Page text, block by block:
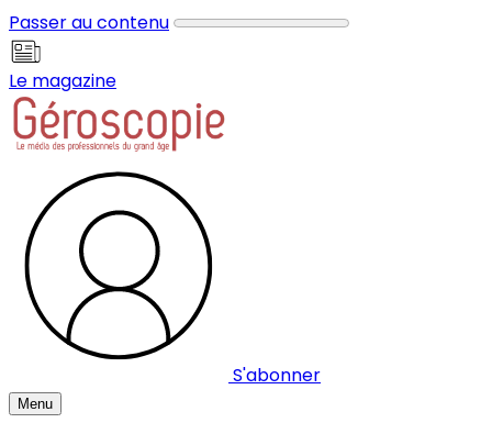
Passer au contenu
Le magazine
S'abonner
Menu
Panneau de gestion des cookies